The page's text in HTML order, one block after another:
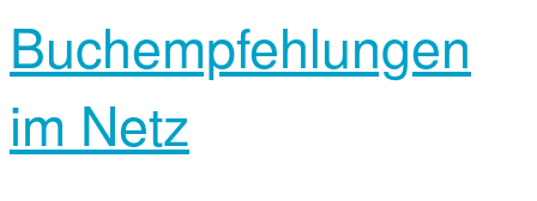
Buchempfehlungen
im Netz